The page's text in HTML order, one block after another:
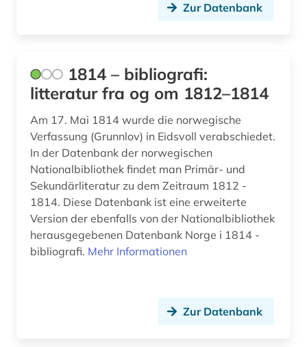
augenzeugenbericht (1)
augsburg (1)
augustinus (1)
auktionshaus (1)
aurelius (1)
ausbildung (2)
auschwitz-prozess (3)
ausländisches kulturgut (1)
Zur Datenbank
1814 – bibliografi:
litteratur fra og om 1812–1814
Am 17. Mai 1814 wurde die norwegische
Verfassung (Grunnlov) in Eidsvoll verabschiedet.
In der Datenbank der norwegischen
Nationalbibliothek findet man Primär- und
Sekundärliteratur zu dem Zeitraum 1812 -
1814. Diese Datenbank ist eine erweiterte
Version der ebenfalls von der Nationalbibliothek
herausgegebenen Datenbank Norge i 1814 -
bibliografi. Mehr Informationen
Zur Datenbank